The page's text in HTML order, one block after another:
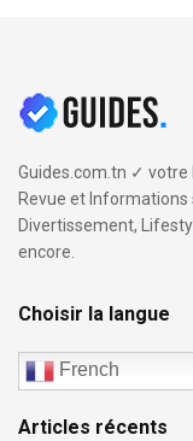
Guides.com.tn ✓ votre
Revue et
Divertissement,
encore.
Choisir la langue
French
Articles récents